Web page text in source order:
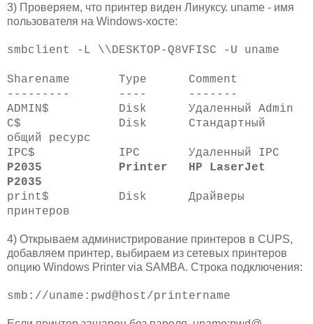
3) Проверяем, что принтер виден Линуксу. uname - имя
пользователя на Windows-хосте:
smbclient -L \\DESKTOP-Q8VFISC -U uname
Sharename Type Comment
--------- ---- -------
ADMIN$ Disk Удаленный Admin
C$ Disk Стандартный
общий ресурс
IPC$ IPC Удаленный IPC
P2035 Printer HP LaserJet
P2035
print$ Disk Драйверы
принтеров
4) Открываем администрирование принтеров в CUPS,
добавляем принтер, выбираем из сетевых принтеров
опцию Windows Printer via SAMBA. Строка подключения:
smb://uname:pwd@host/printername